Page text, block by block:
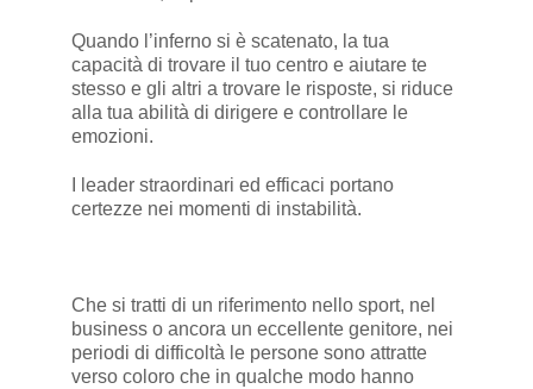
Quando l’inferno si è scatenato, la tua
capacità di trovare il tuo centro e aiutare te
stesso e gli altri a trovare le risposte, si riduce
alla tua abilità di dirigere e controllare le
emozioni.
I leader straordinari ed efficaci portano
certezze nei momenti di instabilità.
Che si tratti di un riferimento nello sport, nel
business o ancora un eccellente genitore, nei
periodi di difficoltà le persone sono attratte
verso coloro che in qualche modo hanno